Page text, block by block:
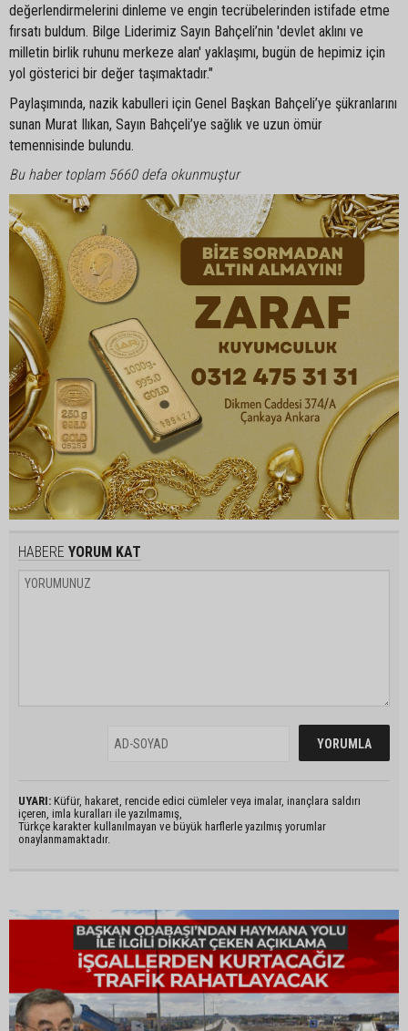
değerlendirmelerini dinleme ve engin tecrübelerinden istifade etme
fırsatı buldum. Bilge Liderimiz Sayın Bahçeli’nin 'devlet aklını ve
milletin birlik ruhunu merkeze alan' yaklaşımı, bugün de hepimiz için
yol gösterici bir değer taşımaktadır."
Paylaşımında, nazik kabulleri için Genel Başkan Bahçeli’ye şükranlarını
sunan Murat Ilıkan, Sayın Bahçeli’ye sağlık ve uzun ömür
temennisinde bulundu.
Bu haber toplam 5660 defa okunmuştur
HABERE YORUM KAT
UYARI: Küfür, hakaret, rencide edici cümleler veya imalar, inançlara saldırı
içeren, imla kuralları ile yazılmamış,
Türkçe karakter kullanılmayan ve büyük harflerle yazılmış yorumlar
onaylanmamaktadır.